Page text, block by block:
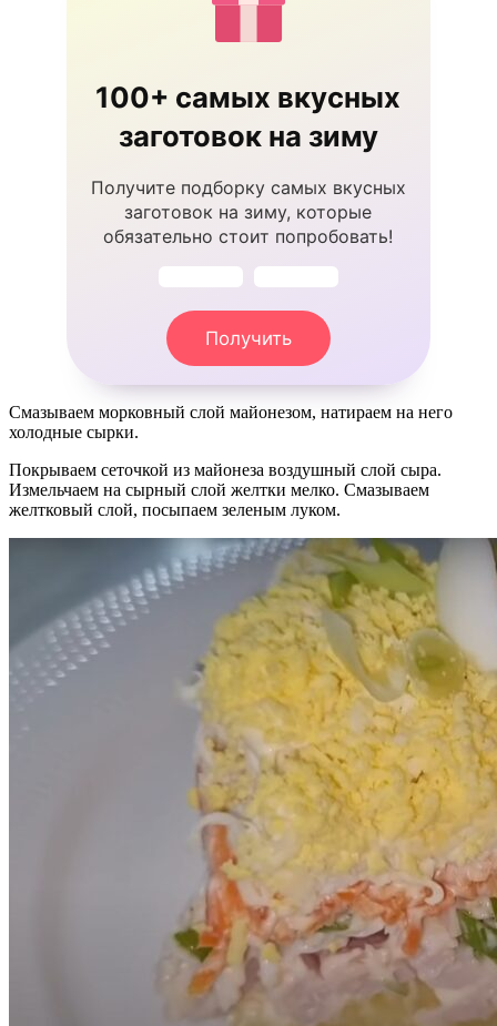
100+ самых вкусных
заготовок на зиму
Получите подборку самых вкусных
заготовок на зиму, которые
обязательно стоит попробовать!
Получить
Смазываем морковный слой майонезом, натираем на него
холодные сырки.
Покрываем сеточкой из майонеза воздушный слой сыра.
Измельчаем на сырный слой желтки мелко. Смазываем
желтковый слой, посыпаем зеленым луком.